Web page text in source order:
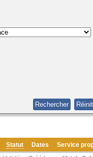
Statut Dates
Service